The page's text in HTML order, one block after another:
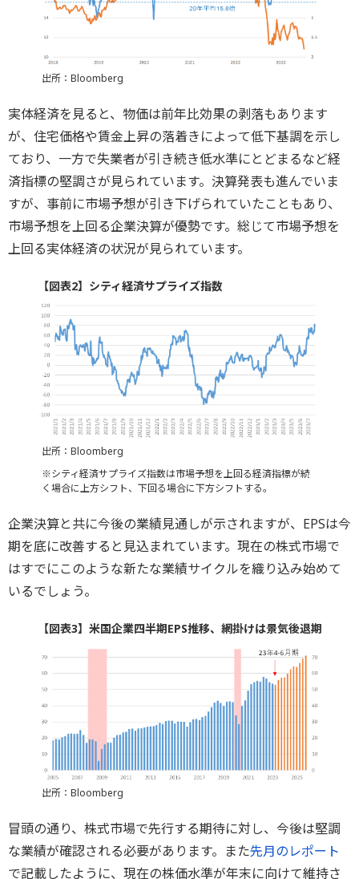
出所：Bloomberg
実体経済を見ると、物価は前年比効果の剥落もあります
が、住宅価格や賃金上昇の落着きによって低下基調を示し
ており、一方で失業者が引き続き低水準にとどまるなど経
済指標の堅調さが見られています。決算発表も進んでいま
すが、事前に市場予想が引き下げられていたこともあり、
市場予想を上回る企業決算が優勢です。総じて市場予想を
上回る実体経済の状況が見られています。
【図表2】シティ経済サプライズ指数
出所：Bloomberg
※シティ経済サプライズ指数は市場予想を上回る経済指標が続
く場合に上方シフト、下回る場合に下方シフトする。
企業決算と共に今後の業績見通しが示されますが、EPSは今
期を底に改善すると見込まれています。現在の株式市場で
はすでにこのような新たな業績サイクルを織り込み始めて
いるでしょう。
【図表3】米国企業四半期EPS推移、網掛けは景気後退期
出所：Bloomberg
冒頭の通り、株式市場で先行する期待に対し、今後は堅調
な業績が確認される必要があります。また先月のレポート
で記載したように、現在の株価水準が年末に向けて維持さ